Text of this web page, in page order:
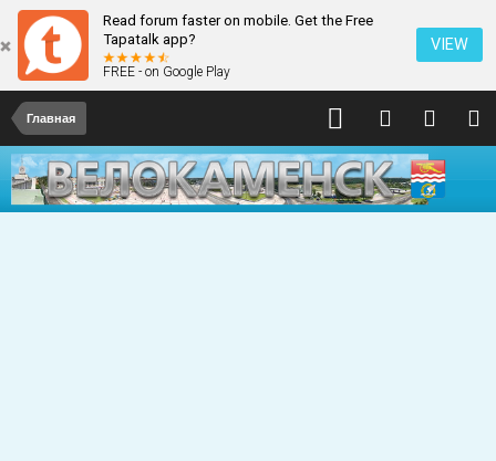
Read forum faster on mobile. Get the Free
Tapatalk app?
FREE - on Google Play
VIEW
Главная